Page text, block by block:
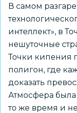
В самом
интеллект», в
нешуточные
Точки кипения
полигон, где
доказать
Атмосфера
то же время и